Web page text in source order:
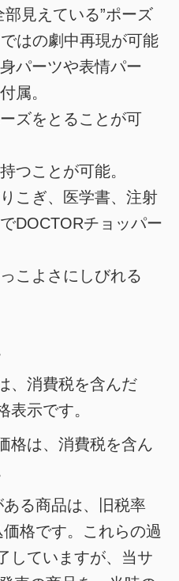
見えている”ポーズ
はの劇中再現が可能
パーツや表情パー
属。
ズをとることが可
つことが可能。
こぎ、医学書、注射
DOCTORチョッパー
こよさにしびれる
、消費税を含んだ
表示です。
格は、消費税を含ん
ある商品は、旧税率
価格です。これらの過
していますが、当サ